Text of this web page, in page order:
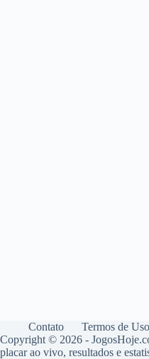
Contato Termos de Uso
Copyright © 2026 -
placar ao vivo, resultados e